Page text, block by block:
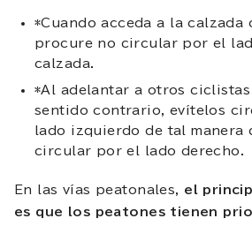
*Cuando acceda a la calzada
procure no circular por el
calzada.
*Al adelantar a otros
sentido contrario, evítelos
lado izquierdo de tal manera
circular por el lado derecho.
En las vías peatonales, el
es que los peatones tienen